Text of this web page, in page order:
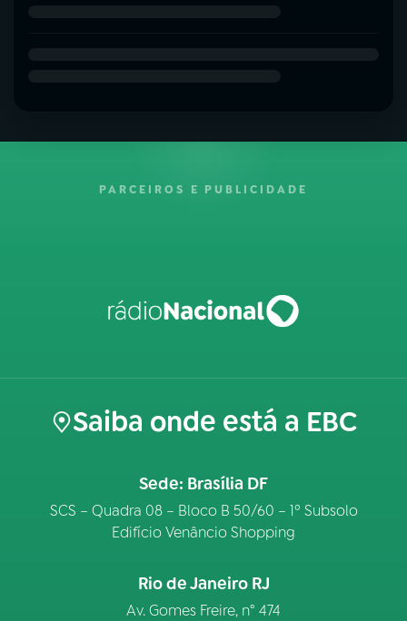
PARCEIROS E PUBLICIDADE
Saiba onde está a EBC
Sede: Brasília DF
SCS – Quadra 08 – Bloco B 50/60 – 1º Subsolo
Edifício Venâncio Shopping
Rio de Janeiro RJ
Av. Gomes Freire, n° 474